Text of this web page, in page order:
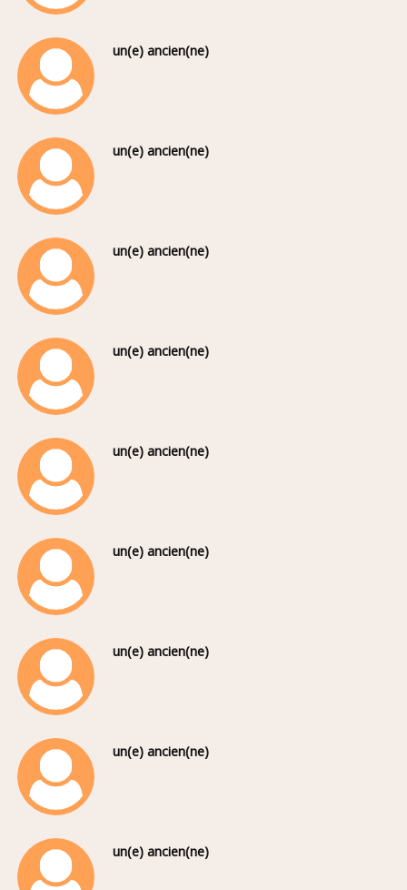
un(e) ancien(ne)
un(e) ancien(ne)
un(e) ancien(ne)
un(e) ancien(ne)
un(e) ancien(ne)
un(e) ancien(ne)
un(e) ancien(ne)
un(e) ancien(ne)
un(e) ancien(ne)